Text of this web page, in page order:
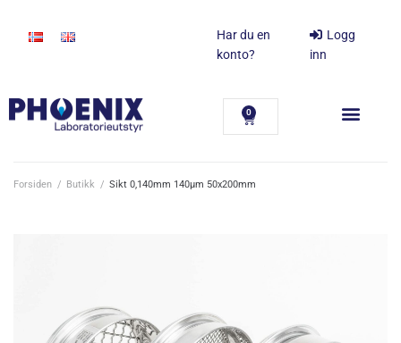
Har du en
konto?
Logg
inn
0
Forsiden / Butikk / Sikt 0,140mm 140µm 50x200mm